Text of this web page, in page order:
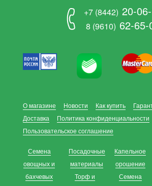
+7 (8442) 20-
8 (9610) 62-65-
О магазине Новости Как купить
Доставка
Политика конфиденциальности
Пользовательское соглашение
Семена
овощных и
бахчевых
Посадочные
материалы
Торф и
Капельное
орошение
Семена